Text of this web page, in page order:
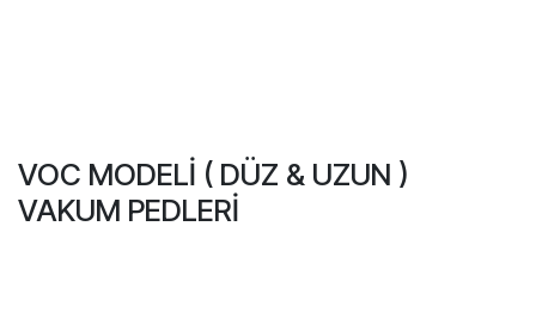
VOC MODELİ ( DÜZ & UZUN )
VAKUM PEDLERİ